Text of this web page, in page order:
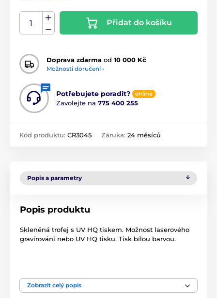
Přidat do košíku
Doprava zdarma od 10 000 Kč
Možnosti doručení ›
Potřebujete poradit? offline
Zavolejte na 775 400 255
Kód produktu: CR3045 Záruka: 24 měsíců
Popis a parametry
Popis produktu
Skleněná trofej s UV HQ tiskem. Možnost laserového
gravírování nebo UV HQ tisku. Tisk bílou barvou.
Skleněné trofeje s potiskem
Zobrazit celý popis